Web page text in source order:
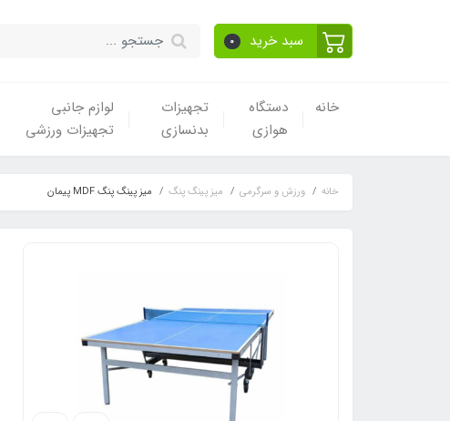
سبد خرید 0
خانه
دستگاه
هوازی
تجهیزات
بدنسازی
لوازم جانبی
تجهیزات ورزشی
خانه ورزش و سرگرمی میز پینگ پنگ میز پینگ پنگ MDF پیمان